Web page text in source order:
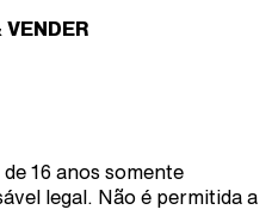
VENDER
16 anos somente
legal. Não é permitida a